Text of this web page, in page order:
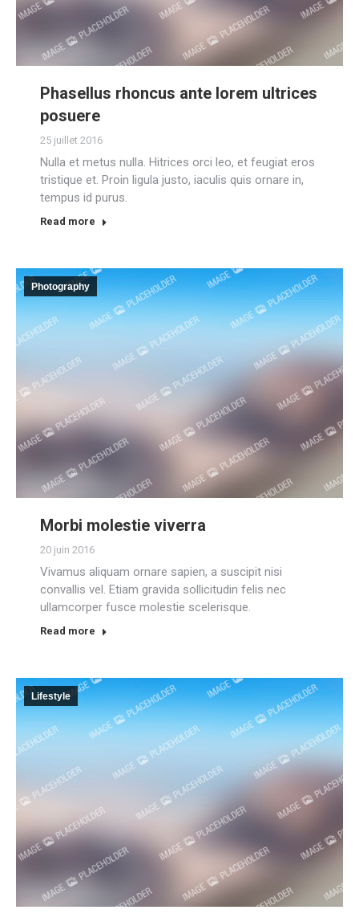
Phasellus rhoncus ante lorem ultrices
posuere
25 juillet 2016
Nulla et metus nulla. Hitrices orci leo, et feugiat eros
tristique et. Proin ligula justo, iaculis quis ornare in,
tempus id purus.
Read more
Photography
Morbi molestie viverra
20 juin 2016
Vivamus aliquam ornare sapien, a suscipit nisi
convallis vel. Etiam gravida sollicitudin felis nec
ullamcorper fusce molestie scelerisque.
Read more
Lifestyle